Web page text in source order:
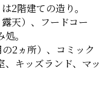
2階建ての造り。
天）、フードコー
。
2ヵ所）、コミック
キッズランド、マッ